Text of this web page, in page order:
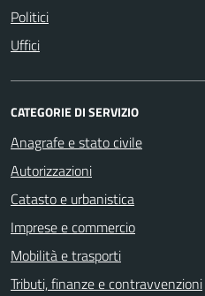
Politici
Uffici
CATEGORIE DI SERVIZIO
Anagrafe e stato civile
Autorizzazioni
Catasto e urbanistica
Imprese e commercio
Mobilità e trasporti
Tributi, finanze e contravvenzioni